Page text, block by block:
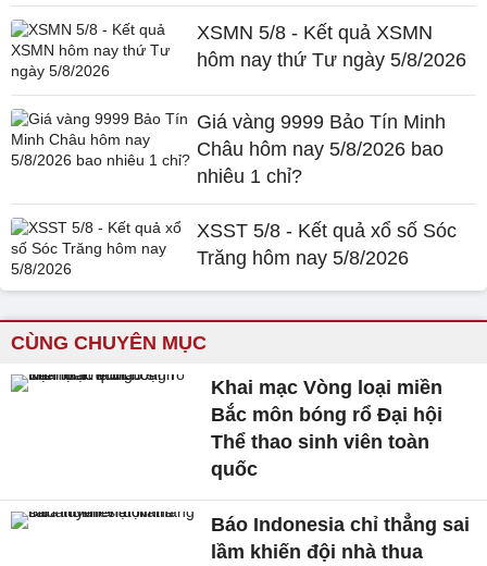
XSMN 5/8 - Kết quả XSMN
hôm nay thứ Tư ngày 5/8/2026
Giá vàng 9999 Bảo Tín Minh
Châu hôm nay 5/8/2026 bao
nhiêu 1 chỉ?
XSST 5/8 - Kết quả xổ số Sóc
Trăng hôm nay 5/8/2026
CÙNG CHUYÊN MỤC
Khai mạc Vòng loại miền
Bắc môn bóng rổ Đại hội
Thể thao sinh viên toàn
quốc
Báo Indonesia chỉ thẳng sai
lầm khiến đội nhà thua